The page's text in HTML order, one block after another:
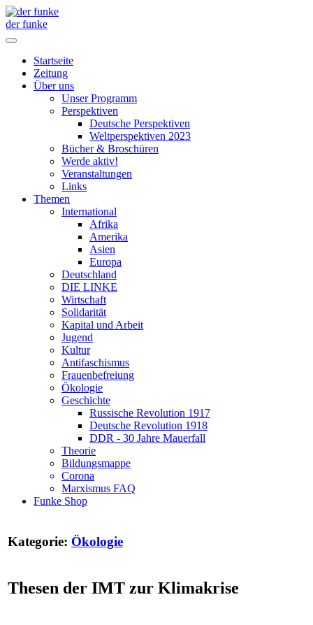
der funke
Startseite
Zeitung
Über uns
Unser Programm
Perspektiven
Deutsche Perspektiven
Weltperspektiven 2023
Bücher & Broschüren
Werde aktiv!
Veranstaltungen
Links
Themen
International
Afrika
Amerika
Asien
Europa
Deutschland
DIE LINKE
Wirtschaft
Solidarität
Kapital und Arbeit
Jugend
Kultur
Antifaschismus
Frauenbefreiung
Ökologie
Geschichte
Russische Revolution 1917
Deutsche Revolution 1918
DDR - 30 Jahre Mauerfall
Theorie
Bildungsmappe
Corona
Marxismus FAQ
Funke Shop
Kategorie: Ökologie
Thesen der IMT zur Klimakrise